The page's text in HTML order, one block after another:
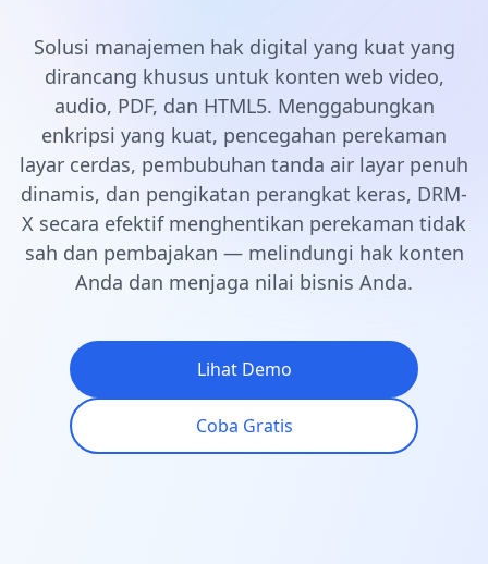
Solusi manajemen hak digital yang kuat yang
dirancang khusus untuk konten web video,
audio, PDF, dan HTML5. Menggabungkan
enkripsi yang kuat, pencegahan perekaman
layar cerdas, pembubuhan tanda air layar penuh
dinamis, dan pengikatan perangkat keras, DRM-
X secara efektif menghentikan perekaman tidak
sah dan pembajakan — melindungi hak konten
Anda dan menjaga nilai bisnis Anda.
Lihat Demo
Coba Gratis